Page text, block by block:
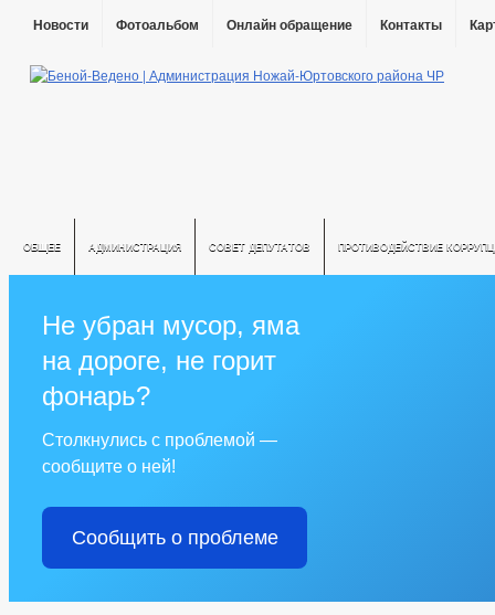
Новости Фотоальбом Онлайн обращение Контакты
ОБЩЕЕ АДМИНИСТРАЦИЯ СОВЕТ ДЕПУТАТОВ ПРОТИВОДЕЙСТВИЕ
Не убран мусор, яма
на дороге, не горит
фонарь?
Столкнулись с проблемой —
сообщите о ней!
Сообщить о проблеме